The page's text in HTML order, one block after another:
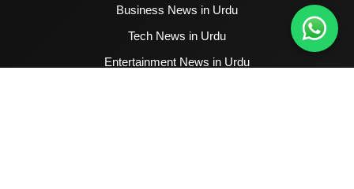
Business News in Urdu
Tech News in Urdu
Entertainment News in Urdu